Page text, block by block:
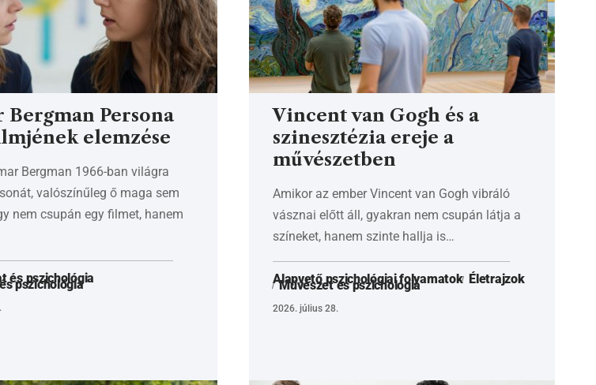
Bergman Persona
elemzése
Bergman 1966-ban világra
valószínűleg ő maga sem
nem csupán egy filmet, hanem
és pszichológia
pszichológia
Vincent van Gogh és a
szinesztézia ereje a
művészetben
Amikor az ember Vincent van Gogh vibráló
vásznai előtt áll, gyakran nem csupán látja a
színeket, hanem szinte hallja is…
Alapvető pszichológiai folyamatok Életrajzok
Művészet és pszichológia
2026. július 28.